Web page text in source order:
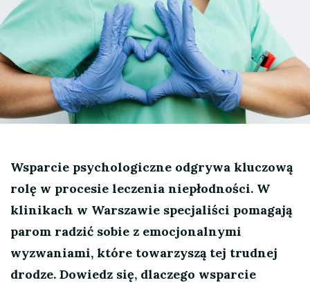
Wsparcie psychologiczne odgrywa kluczową
rolę w procesie leczenia niepłodności. W
klinikach w Warszawie specjaliści pomagają
parom radzić sobie z emocjonalnymi
wyzwaniami, które towarzyszą tej trudnej
drodze. Dowiedz się, dlaczego wsparcie